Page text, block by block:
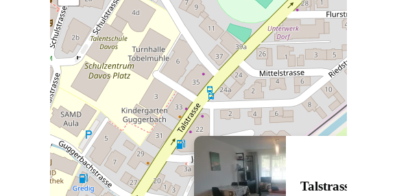
Talstrasse 22 App 33